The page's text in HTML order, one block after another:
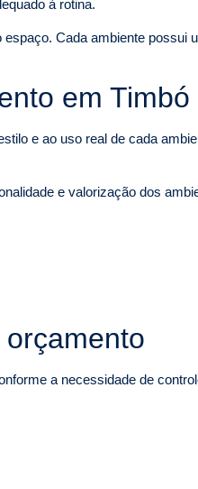
à rotina.
Cada ambiente possui
em Timbó
e ao uso real de cada
e valorização dos
a necessidade de